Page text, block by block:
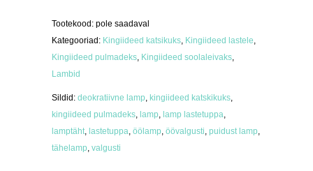
Tootekood: pole saadaval
Kategooriad: Kingiideed katsikuks, Kingiideed lastele,
Kingiideed pulmadeks, Kingiideed soolaleivaks,
Lambid
Sildid: deokratiivne lamp, kingiideed katskikuks,
kingiideed pulmadeks, lamp, lamp lastetuppa,
lamptäht, lastetuppa, öölamp, öövalgusti, puidust lamp,
tähelamp, valgusti